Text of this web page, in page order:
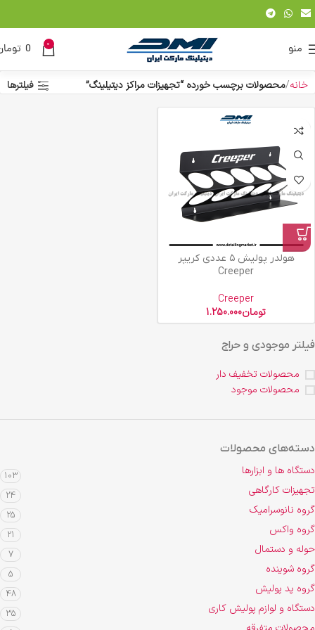
منو 0
0
فیلتر موجودی و حراج
محصولات تخفیف دار
محصولات موجود
دسته‌های محصولات
دستگاه ها و ابزارها 103
تجهیزات کارگاهی 24
گروه نانوسرامیک 25
گروه واکس 21
حوله و دستمال 7
گروه شوینده 5
گروه پد پولیش 48
دستگاه و لوازم پولیش کاری 35
خانه محصولات برچسب خورده “تجهیزات مراکز دیتیلینگ” فیلترها
هولدر پولیش ۵ عددی کریپر
Creeper
Creeper
تومان1.250.000